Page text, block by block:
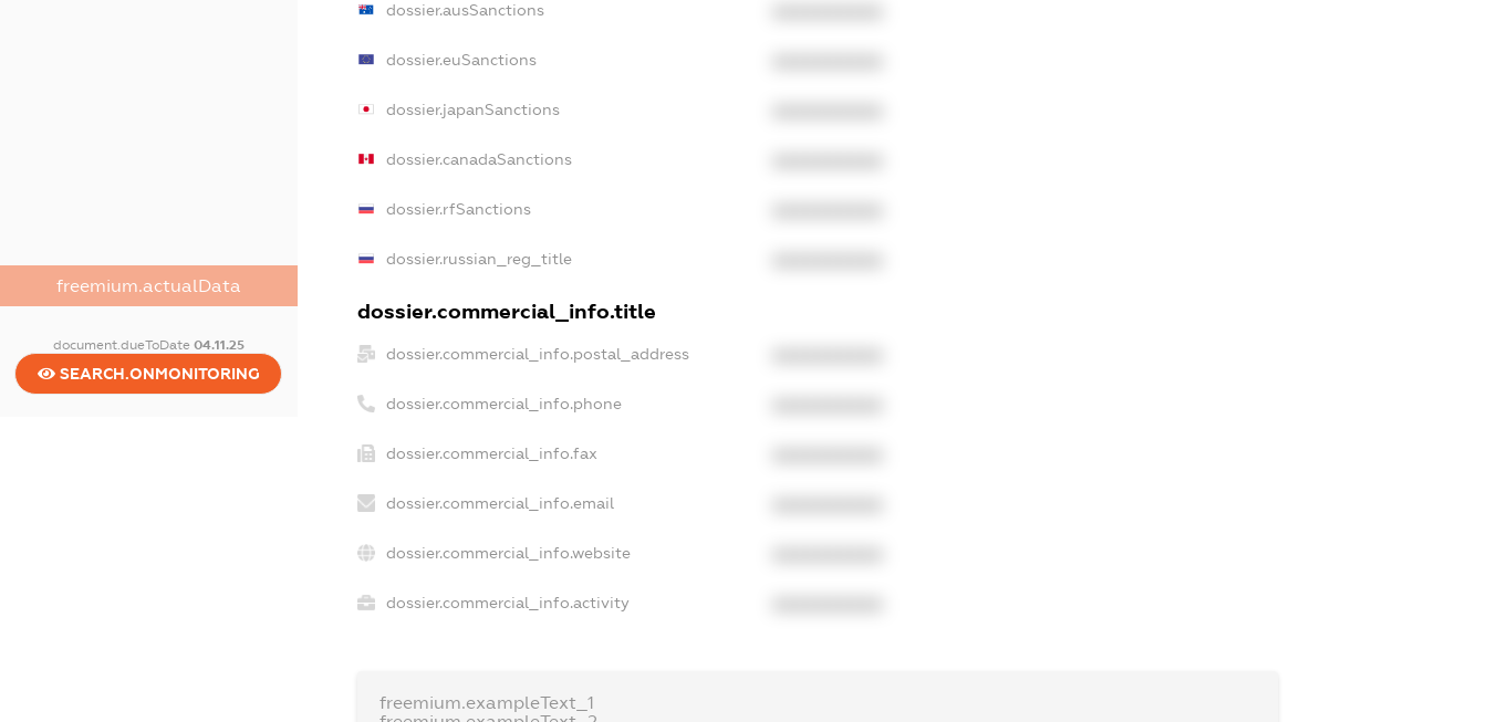
freemium.actualData
document.dueToDate 04.11.25
SEARCH.ONMONITORING
dossier.ausSanctions
dossier.euSanctions
dossier.japanSanctions
dossier.canadaSanctions
dossier.rfSanctions
dossier.russian_reg_title
dossier.commercial_info.title
dossier.commercial_info.postal_address
dossier.commercial_info.phone
dossier.commercial_info.fax
dossier.commercial_info.email
dossier.commercial_info.website
dossier.commercial_info.activity
freemium.exampleText_1